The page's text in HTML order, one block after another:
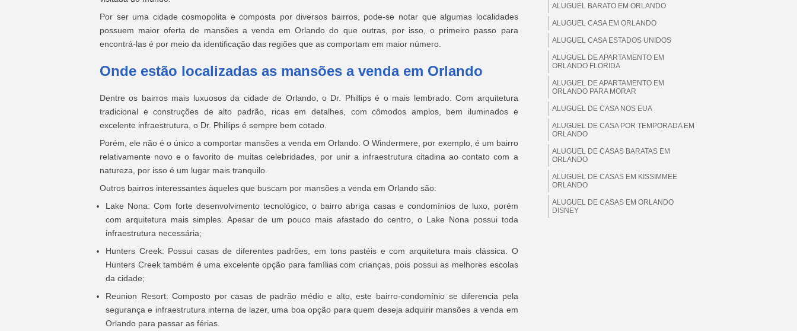
Por ser uma cidade cosmopolita e composta por diversos bairros, pode-se notar que algumas localidades
possuem maior oferta de mansões a venda em Orlando do que outras, por isso, o primeiro passo para
encontrá-las é por meio da identificação das regiões que as comportam em maior número.
Onde estão localizadas as mansões a venda em Orlando
Dentre os bairros mais luxuosos da cidade de Orlando, o Dr. Phillips é o mais lembrado. Com arquitetura
tradicional e construções de alto padrão, ricas em detalhes, com cômodos amplos, bem iluminados e
excelente infraestrutura, o Dr. Phillips é sempre bem cotado.
Porém, ele não é o único a comportar mansões a venda em Orlando. O Windermere, por exemplo, é um bairro
relativamente novo e o favorito de muitas celebridades, por unir a infraestrutura citadina ao contato com a
natureza, por isso é um lugar mais tranquilo.
Outros bairros interessantes àqueles que buscam por mansões a venda em Orlando são:
Lake Nona: Com forte desenvolvimento tecnológico, o bairro abriga casas e condomínios de luxo, porém
com arquitetura mais simples. Apesar de um pouco mais afastado do centro, o Lake Nona possui toda
infraestrutura necessária;
Hunters Creek: Possui casas de diferentes padrões, em tons pastéis e com arquitetura mais clássica. O
Hunters Creek também é uma excelente opção para famílias com crianças, pois possui as melhores escolas
da cidade;
Reunion Resort: Composto por casas de padrão médio e alto, este bairro-condomínio se diferencia pela
segurança e infraestrutura interna de lazer, uma boa opção para quem deseja adquirir mansões a venda em
Orlando para passar as férias.
ALUGUEL BARATO EM ORLANDO
ALUGUEL CASA EM ORLANDO
ALUGUEL CASA ESTADOS UNIDOS
ALUGUEL DE APARTAMENTO EM
ORLANDO FLORIDA
ALUGUEL DE APARTAMENTO EM
ORLANDO PARA MORAR
ALUGUEL DE CASA NOS EUA
ALUGUEL DE CASA POR TEMPORADA EM
ORLANDO
ALUGUEL DE CASAS BARATAS EM
ORLANDO
ALUGUEL DE CASAS EM KISSIMMEE
ORLANDO
ALUGUEL DE CASAS EM ORLANDO
DISNEY